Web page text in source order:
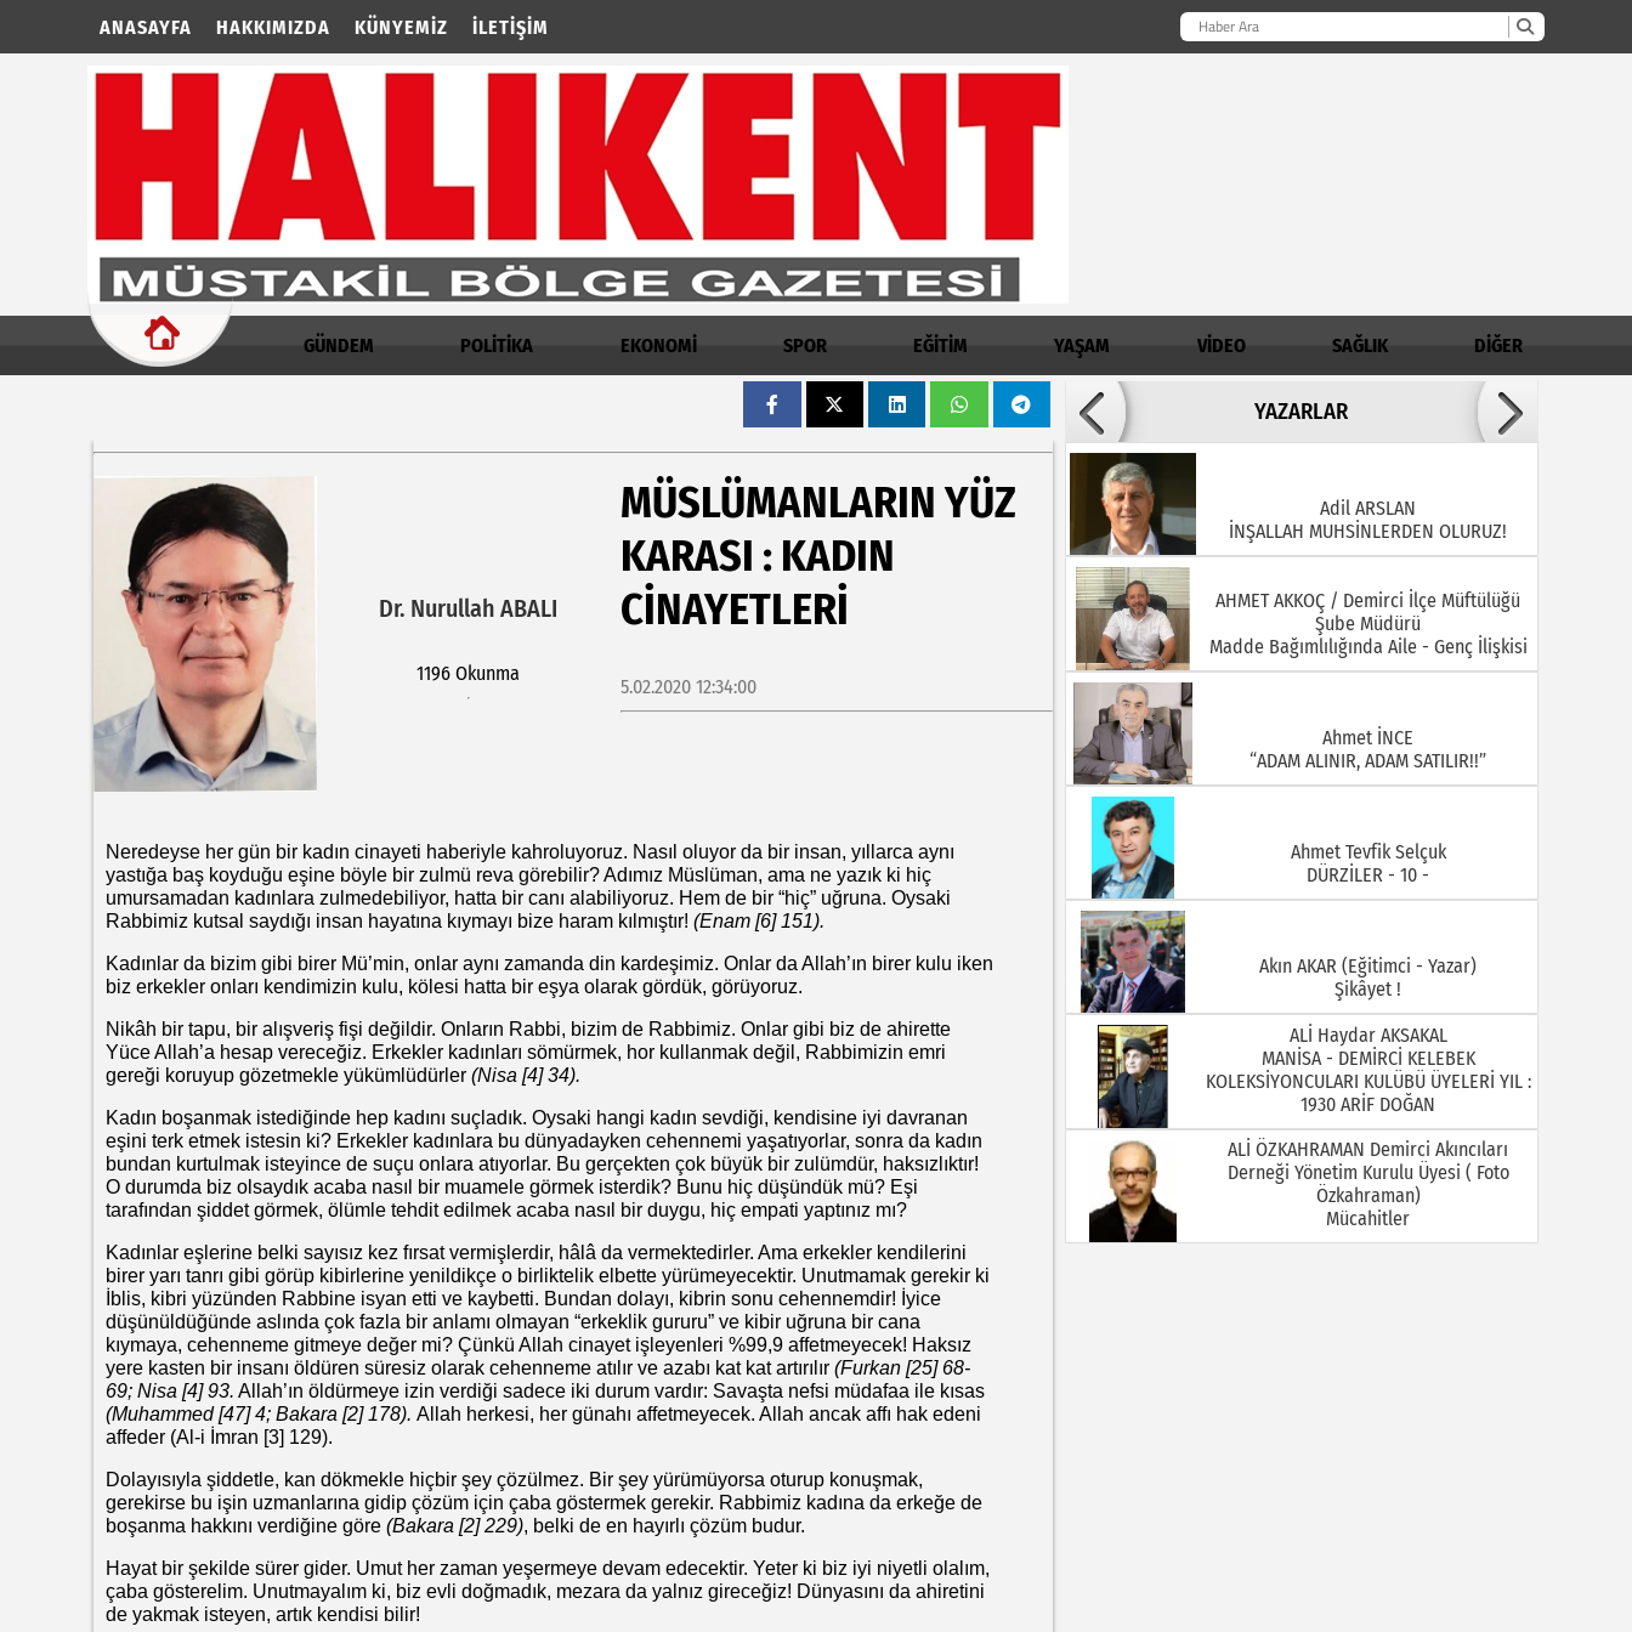
ANASAYFA HAKKIMIZDA KÜNYEMIZ İLETIŞIM
GÜNDEM POLİTİKA EKONOMİ SPOR EĞİTİM YAŞAM VİDEO SAĞLIK DİĞER
Dr. Nurullah ABALI
1196 Okunma
MÜSLÜMANLARIN YÜZ
KARASI : KADIN
CINAYETLERI
5.02.2020 12:34:00
Neredeyse her gün bir kadın cinayeti haberiyle kahroluyoruz. Nasıl oluyor da bir insan, yıllarca aynı
yastığa baş koyduğu eşine böyle bir zulmü reva görebilir? Adımız Müslüman, ama ne yazık ki hiç
umursamadan kadınlara zulmedebiliyor, hatta bir canı alabiliyoruz. Hem de bir “hiç” uğruna. Oysaki
Rabbimiz kutsal saydığı insan hayatına kıymayı bize haram kılmıştır! (Enam [6] 151).
Kadınlar da bizim gibi birer Mü’min, onlar aynı zamanda din kardeşimiz. Onlar da Allah’ın birer kulu iken
biz erkekler onları kendimizin kulu, kölesi hatta bir eşya olarak gördük, görüyoruz.
Nikâh bir tapu, bir alışveriş fişi değildir. Onların Rabbi, bizim de Rabbimiz. Onlar gibi biz de ahirette
Yüce Allah’a hesap vereceğiz. Erkekler kadınları sömürmek, hor kullanmak değil, Rabbimizin emri
gereği koruyup gözetmekle yükümlüdürler (Nisa [4] 34).
Kadın boşanmak istediğinde hep kadını suçladık. Oysaki hangi kadın sevdiği, kendisine iyi davranan
eşini terk etmek istesin ki? Erkekler kadınlara bu dünyadayken cehennemi yaşatıyorlar, sonra da kadın
bundan kurtulmak isteyince de suçu onlara atıyorlar. Bu gerçekten çok büyük bir zulümdür, haksızlıktır!
O durumda biz olsaydık acaba nasıl bir muamele görmek isterdik? Bunu hiç düşündük mü? Eşi
tarafından şiddet görmek, ölümle tehdit edilmek acaba nasıl bir duygu, hiç empati yaptınız mı?
Kadınlar eşlerine belki sayısız kez fırsat vermişlerdir, hâlâ da vermektedirler. Ama erkekler kendilerini
birer yarı tanrı gibi görüp kibirlerine yenildikçe o birliktelik elbette yürümeyecektir. Unutmamak gerekir ki
İblis, kibri yüzünden Rabbine isyan etti ve kaybetti. Bundan dolayı, kibrin sonu cehennemdir! İyice
düşünüldüğünde aslında çok fazla bir anlamı olmayan “erkeklik gururu” ve kibir uğruna bir cana
kıymaya, cehenneme gitmeye değer mi? Çünkü Allah cinayet işleyenleri %99,9 affetmeyecek! Haksız
yere kasten bir insanı öldüren süresiz olarak cehenneme atılır ve azabı kat kat artırılır (Furkan [25] 68-
69; Nisa [4] 93. Allah’ın öldürmeye izin verdiği sadece iki durum vardır: Savaşta nefsi müdafaa ile kısas
(Muhammed [47] 4; Bakara [2] 178). Allah herkesi, her günahı affetmeyecek. Allah ancak affı hak edeni
affeder (Al-i İmran [3] 129).
Dolayısıyla şiddetle, kan dökmekle hiçbir şey çözülmez. Bir şey yürümüyorsa oturup konuşmak,
gerekirse bu işin uzmanlarına gidip çözüm için çaba göstermek gerekir. Rabbimiz kadına da erkeğe de
boşanma hakkını verdiğine göre (Bakara [2] 229), belki de en hayırlı çözüm budur.
Hayat bir şekilde sürer gider. Umut her zaman yeşermeye devam edecektir. Yeter ki biz iyi niyetli olalım,
çaba gösterelim. Unutmayalım ki, biz evli doğmadık, mezara da yalnız gireceğiz! Dünyasını da ahiretini
de yakmak isteyen, artık kendisi bilir!
YAZARLAR
İNŞALLAH MUHSİNLERDEN OLURUZ!
Şube Müdürü
Madde Bağımlılığında Aile - Genç İlişkisi
Ahmet İNCE
“ADAM ALINIR, ADAM SATILIR!!”
Ahmet Tevfik Selçuk
DÜRZİLER - 10 -
Akın AKAR (Eğitimci - Yazar)
Şikâyet !
KOLEKSİYONCULARI KULÜBÜ ÜYELERİ YIL :
1930 ARİF DOĞAN
ALİ ÖZKAHRAMAN Demirci Akıncıları
Derneği Yönetim Kurulu Üyesi ( Foto
Özkahraman)
Mücahitler
Ali Öztürkmen / Emekli Öğretmen
YOKSA